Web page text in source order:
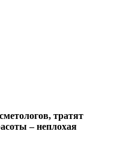
тратят
– неплохая